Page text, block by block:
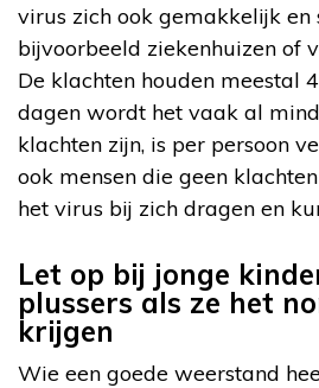
virus zich ook gemakkelijk en
bijvoorbeeld ziekenhuizen of
De klachten houden meestal
dagen wordt het vaak al
klachten zijn, is per persoon
ook mensen die geen
het virus bij zich dragen en
Let op bij jonge
plussers als ze het
krijgen
Wie een goede weerstand